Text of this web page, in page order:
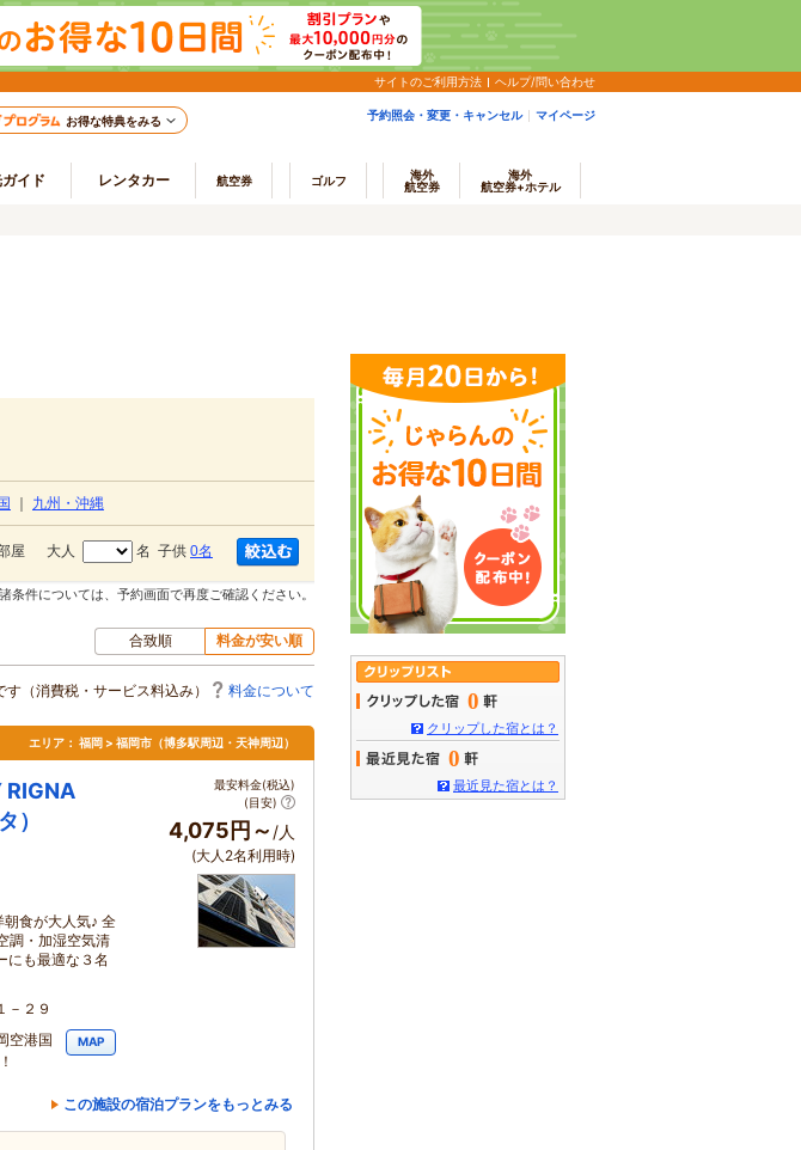
サイトのご利用方法 ヘルプ/問い合わせ
お得な特典をみる 予約照会・変更・キャンセル マイページ
イド レンタカー 航空券 ゴルフ
海外
航空券
海外
航空券+ホテル
九州・沖縄
屋 大人 名 子供 0名
条件については、予約画面で再度ご確認ください。
合致順 料金が安い順
（消費税・サービス料込み） 料金について
エリア： 福岡 > 福岡市（博多駅周辺・天神周辺）
食が大人気♪ 全
調・加湿空気清
にも最適な３名
－２９
空港国
MAP
最安料金(税込)
(目安)
4,075円～ /人
(大人2名利用時)
この施設の宿泊プランをもっとみる
0
クリップした宿とは？
0
最近見た宿とは？